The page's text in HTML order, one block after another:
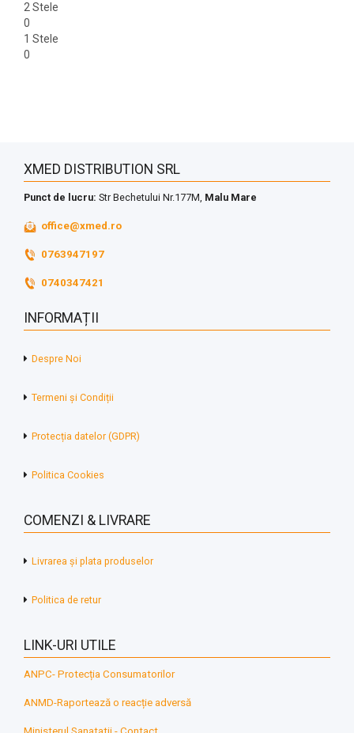
2 Stele
0
1 Stele
0
XMED DISTRIBUTION SRL
Punct de lucru: Str Bechetului Nr.177M, Malu Mare
office@xmed.ro
0763947197
0740347421
INFORMAȚII
Despre Noi
Termeni și Condiții
Protecția datelor (GDPR)
Politica Cookies
COMENZI & LIVRARE
Livrarea și plata produselor
Politica de retur
LINK-URI UTILE
ANPC- Protecția Consumatorilor
ANMD-Raportează o reacție adversă